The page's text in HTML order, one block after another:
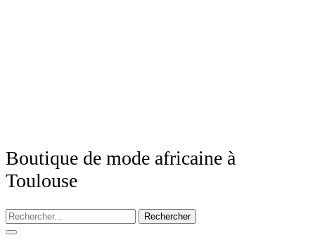
Boutique de mode africaine à
Toulouse
Rechercher